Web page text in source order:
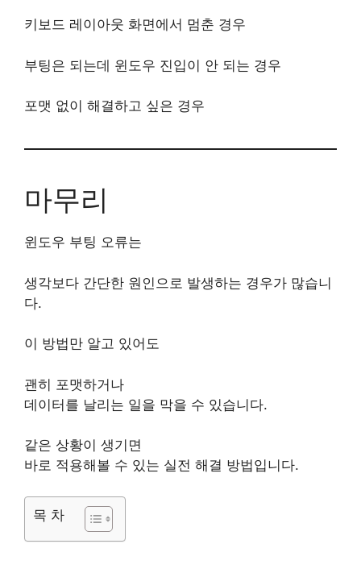
키보드 레이아웃 화면에서 멈춘 경우
부팅은 되는데 윈도우 진입이 안 되는 경우
포맷 없이 해결하고 싶은 경우
마무리
윈도우 부팅 오류는
생각보다 간단한 원인으로 발생하는 경우가 많습니
다.
이 방법만 알고 있어도
괜히 포맷하거나
데이터를 날리는 일을 막을 수 있습니다.
같은 상황이 생기면
바로 적용해볼 수 있는 실전 해결 방법입니다.
목 차